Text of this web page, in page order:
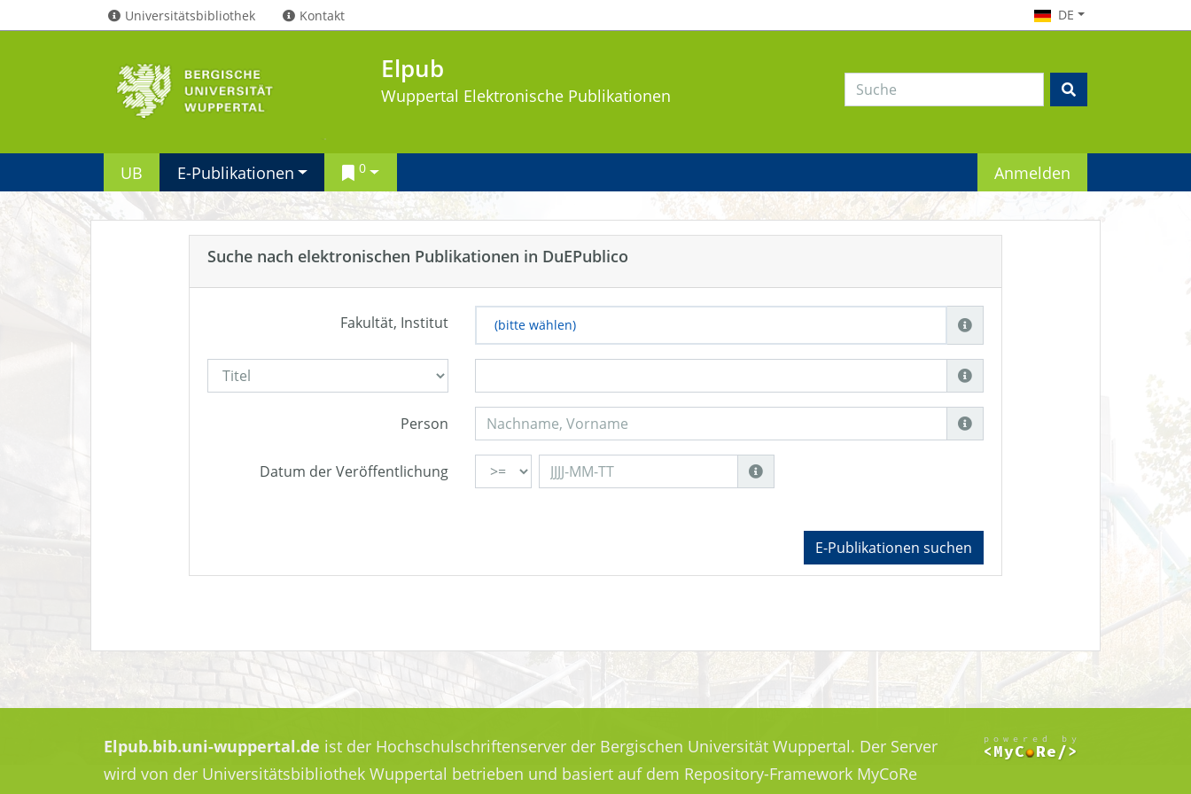
Universitätsbibliothek Kontakt DE
Elpub
Wuppertal Elektronische Publikationen
UB E-Publikationen 0 Anmelden
Suche nach elektronischen Publikationen in DuEPublico
Fakultät, Institut (bitte wählen)
Person
Datum der Veröffentlichung
E-Publikationen suchen
Elpub.bib.uni-wuppertal.de ist der Hochschulschriftenserver der Bergischen Universität Wuppertal. Der Server
wird von der Universitätsbibliothek Wuppertal betrieben und basiert auf dem Repository-Framework MyCoRe